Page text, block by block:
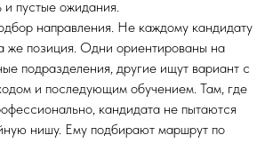
и пустые ожидания.
направления. Не каждому кандидату
же позиция. Одни ориентированы на
подразделения, другие ищут вариант с
и последующим обучением. Там, где
кандидата не пытаются
нишу. Ему подбирают маршрут по